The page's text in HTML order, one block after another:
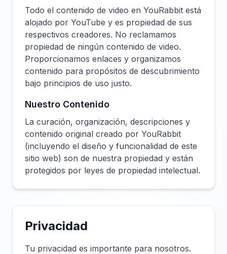
Todo el contenido de video en YouRabbit está
alojado por YouTube y es propiedad de sus
respectivos creadores. No reclamamos
propiedad de ningún contenido de video.
Proporcionamos enlaces y organizamos
contenido para propósitos de descubrimiento
bajo principios de uso justo.
Nuestro Contenido
La curación, organización, descripciones y
contenido original creado por YouRabbit
(incluyendo el diseño y funcionalidad de este
sitio web) son de nuestra propiedad y están
protegidos por leyes de propiedad intelectual.
Privacidad
Tu privacidad es importante para nosotros.